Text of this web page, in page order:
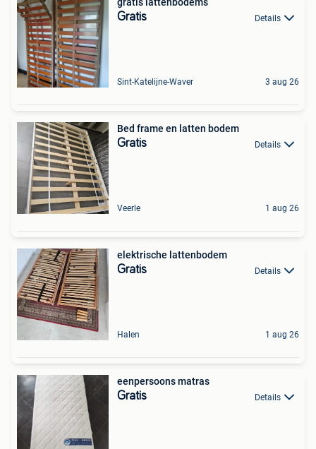
gratis lattenbodems
Gratis Details
Sint-Katelijne-Waver 3 aug 26
Bed frame en latten bodem
Gratis Details
Veerle 1 aug 26
elektrische lattenbodem
Gratis Details
Halen 1 aug 26
eenpersoons matras
Gratis Details